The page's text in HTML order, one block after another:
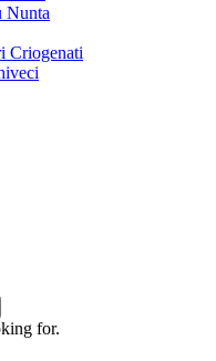
Nunta
Criogenati
for.